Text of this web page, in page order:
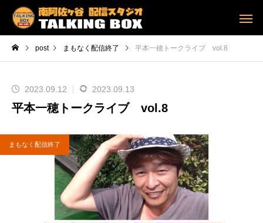
post まもなく配信終了 平本一穂トークライブ vol.8
2023.09.12 2023.09.13
平本一穂トークライブ vol.8
まもなく配信終了